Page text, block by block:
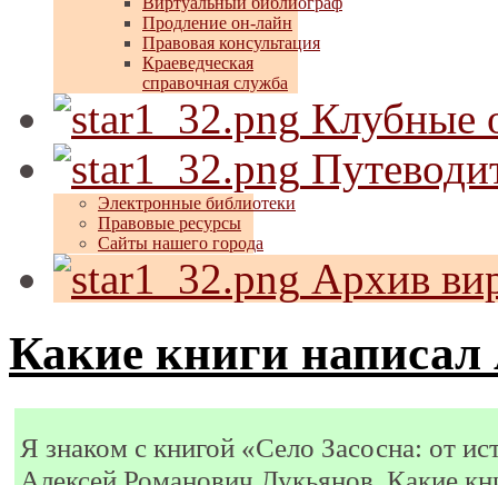
Продление он-лайн
Правовая консультация
Краеведческая
справочная служба
Клубные
Электронные библиотеки
Правовые ресурсы
Сайты нашего города
Архив
Какие книги
Я знаком с книгой «Село Засосна: от